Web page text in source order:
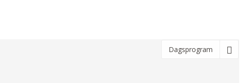
Dagsprogram